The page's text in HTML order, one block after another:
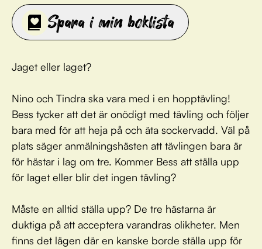
Spara i min boklista
Jaget eller laget?
Nino och Tindra ska vara med i en hopptävling!
Bess tycker att det är onödigt med tävling och följer
bara med för att heja på och äta sockervadd. Väl på
plats säger anmälningshästen att tävlingen bara är
för hästar i lag om tre. Kommer Bess att ställa upp
för laget eller blir det ingen tävling?
Måste en alltid ställa upp? De tre hästarna är
duktiga på att acceptera varandras olikheter. Men
finns det lägen där en kanske borde ställa upp för